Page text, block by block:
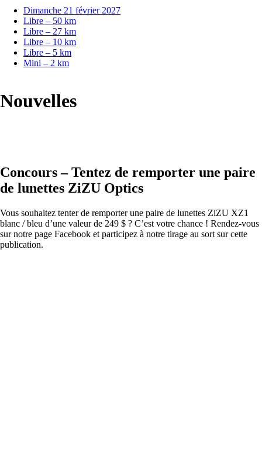
Dimanche 21 février 2027
Libre – 50 km
Libre – 27 km
Libre – 10 km
Libre – 5 km
Mini – 2 km
Nouvelles
Concours – Tentez de remporter une paire
de lunettes ZiZU Optics
Vous souhaitez tenter de remporter une paire de lunettes ZiZU XZ1
blanc / bleu d’une valeur de 249 $ ? C’est votre chance ! Rendez-vous
sur notre page Facebook et participez à notre tirage au sort sur cette
publication.